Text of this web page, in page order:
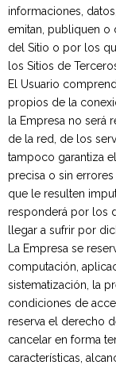
informaciones,
emitan, publiquen o
del Sitio o por los
los Sitios de
El Usuario
propios de la
la Empresa no será
de la red, de los
tampoco garantiza
precisa o sin
que le resulten
responderá por los
llegar a sufrir por
La Empresa se
computación,
sistematización, la
condiciones de
reserva el derecho
cancelar en forma
características,